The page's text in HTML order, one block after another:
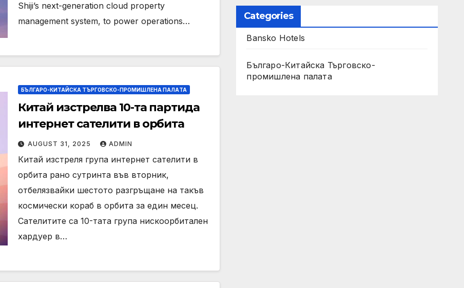
Shiji’s next-generation cloud property
management system, to power operations…
БЪЛГАРО-КИТАЙСКА ТЪРГОВСКО-ПРОМИШЛЕНА ПАЛAТА
Китай изстрелва 10-та партида
интернет сателити в орбита
AUGUST 31, 2025 ADMIN
Китай изстреля група интернет сателити в
орбита рано сутринта във вторник,
отбелязвайки шестото разгръщане на такъв
космически кораб в орбита за един месец.
Сателитите са 10-тата група нискоорбитален
хардуер в…
Categories
Bansko Hotels
Българо-Китайска Търговско-
промишлена палaта